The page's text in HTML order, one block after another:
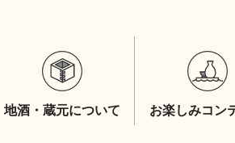
地酒・蔵元について お楽しみコン